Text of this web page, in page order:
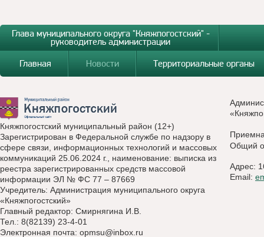
Глава муниципального округа "Княжпогостский" -
руководитель администрации
Главная
Новости Территориальные органы
Княжпогостский муниципальный район (12+)
Зарегистрирован в Федеральной службе по надзору в
сфере связи, информационных технологий и массовых
коммуникаций 25.06.2024 г., наименование: выписка из
реестра зарегистрированных средств массовой
информации ЭЛ № ФС 77 – 87669
Учредитель: Администрация муниципального округа
«Княжпогостский»
Главный редактор: Смирнягина И.В.
Тел.: 8(82139) 23-4-01
Электронная почта: opmsu@inbox.ru
Общий
Адрес:
Email: